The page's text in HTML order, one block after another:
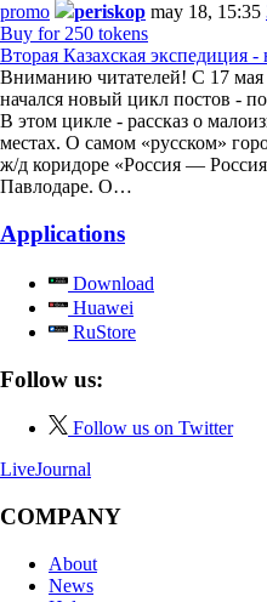
promo periskop may 18, 15:35
Buy for 250 tokens
Вторая Казахская экспедиция
Вниманию читателей! С 17 мая
начался новый цикл постов -
В этом цикле - рассказ о
местах. О самом «русском»
ж/д коридоре «Россия —
Павлодаре. О…
Applications
Download
Huawei
RuStore
Follow us:
Follow us on Twitter
LiveJournal
COMPANY
About
News